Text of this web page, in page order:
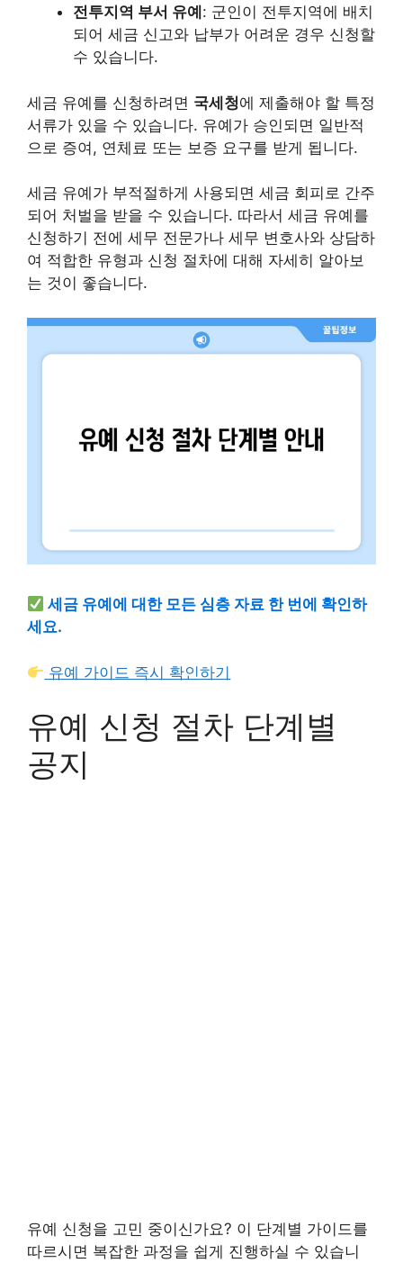
전투지역 부서 유예 : 군인이 전투지역에 배치
되어 세금 신고와 납부가 어려운 경우 신청할
수 있습니다.
세금 유예를 신청하려면 국세청에 제출해야 할 특정
서류가 있을 수 있습니다. 유예가 승인되면 일반적
으로 증여, 연체료 또는 보증 요구를 받게 됩니다.
세금 유예가 부적절하게 사용되면 세금 회피로 간주
되어 처벌을 받을 수 있습니다. 따라서 세금 유예를
신청하기 전에 세무 전문가나 세무 변호사와 상담하
여 적합한 유형과 신청 절차에 대해 자세히 알아보
는 것이 좋습니다.
세금 유예에 대한 모든 심층 자료 한 번에 확인하
세요.
유예 가이드 즉시 확인하기
유예 신청 절차 단계별
공지
유예 신청을 고민 중이신가요? 이 단계별 가이드를
따르시면 복잡한 과정을 쉽게 진행하실 수 있습니